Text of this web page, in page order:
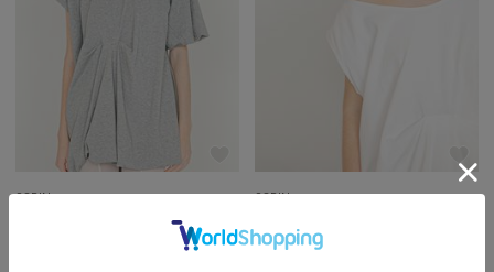
SORIN SORIN
¥16,940